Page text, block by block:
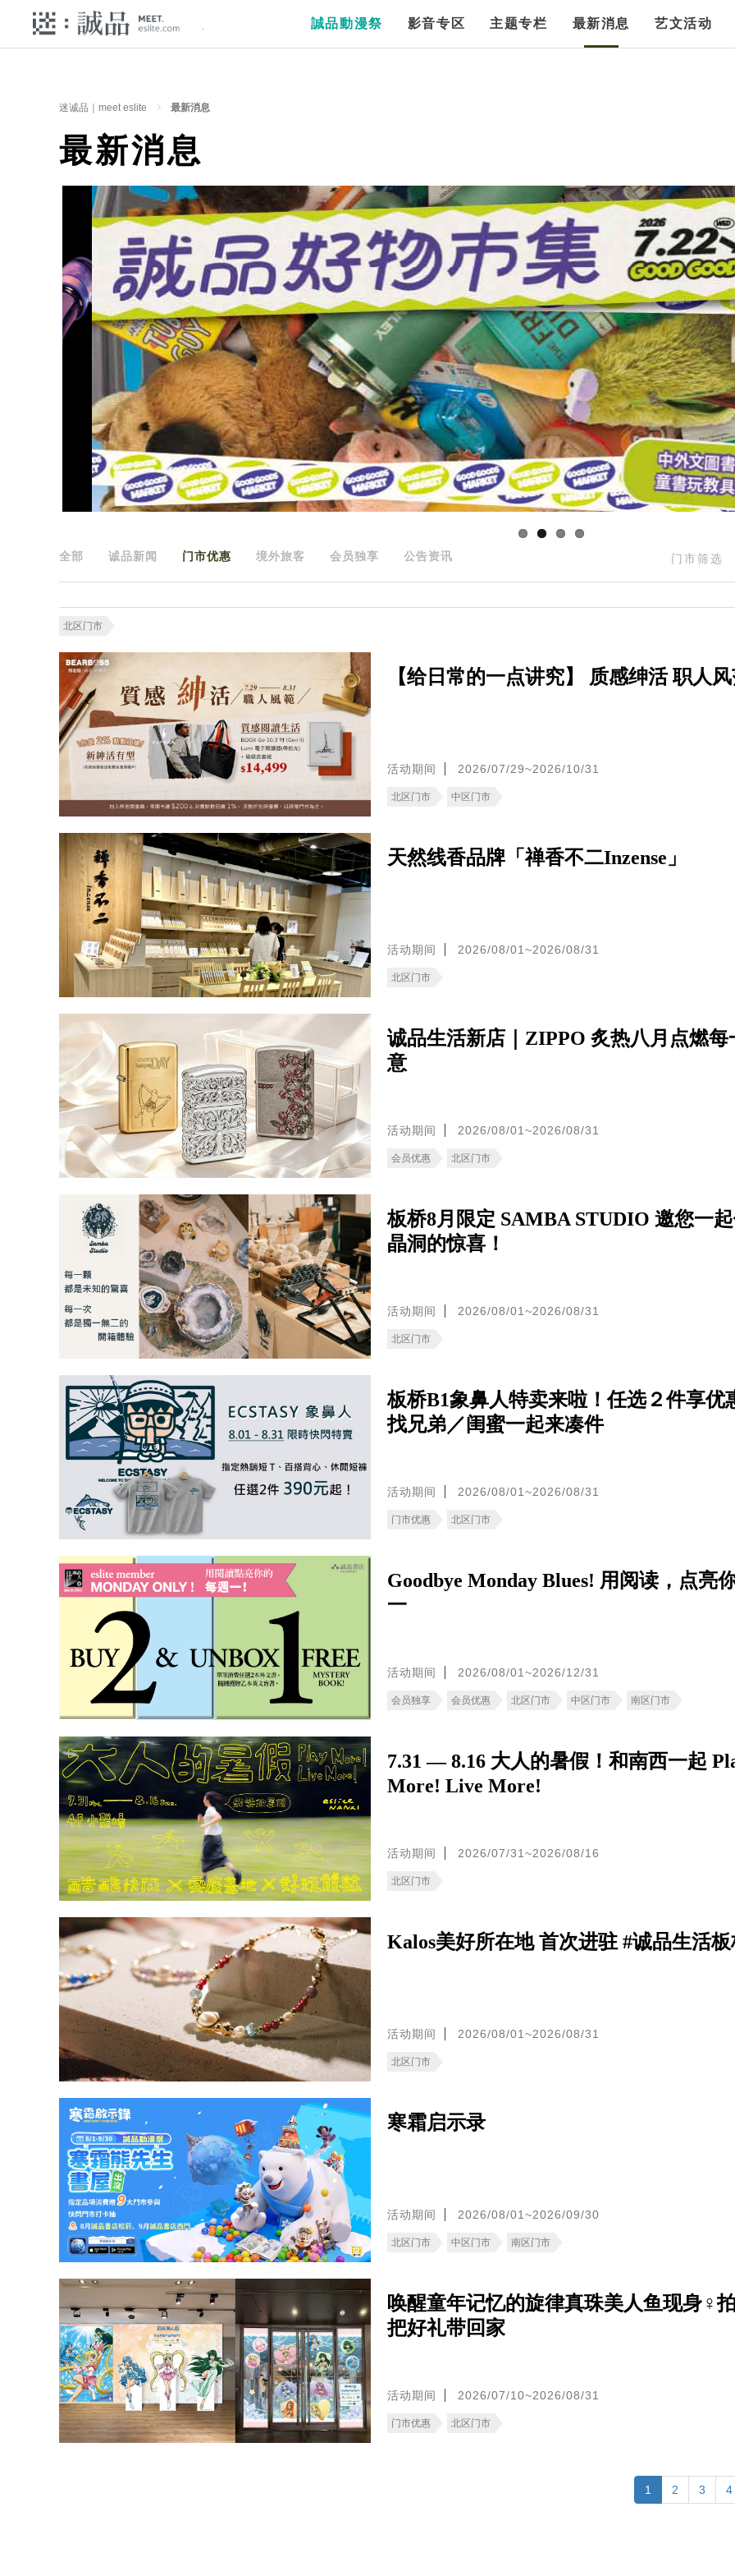
誠品動漫祭 影音专区 主题专栏 最新消息 艺文活动
迷诚品｜meet eslite 最新消息
最新消息
门市筛选
全部 诚品新闻 门市优惠 境外旅客 会员独享 公告资讯
北区门市
【给日常的一点讲究】 质感绅活 职人
活动期间 2026/07/29~2026/10/31
北区门市 中区门市
天然线香品牌「禅香不二Inzense」
活动期间 2026/08/01~2026/08/31
北区门市
诚品生活新店｜ZIPPO 炙热八月点燃每
意
活动期间 2026/08/01~2026/08/31
会员优惠 北区门市
板桥8月限定 SAMBA STUDIO 邀您一
晶洞的惊喜！
活动期间 2026/08/01~2026/08/31
北区门市
板桥B1象鼻人特卖来啦！任选２件享优
找兄弟／闺蜜一起来凑件
活动期间 2026/08/01~2026/08/31
门市优惠 北区门市
Goodbye Monday Blues! 用阅读，点亮
一
活动期间 2026/08/01~2026/12/31
会员独享 会员优惠 北区门市 中区门市 南区门市
7.31 — 8.16 大人的暑假！和南西一起
More! Live More!
活动期间 2026/07/31~2026/08/16
北区门市
Kalos美好所在地 首次进驻 #诚品生活板
活动期间 2026/08/01~2026/08/31
北区门市
寒霜启示录
活动期间 2026/08/01~2026/09/30
北区门市 中区门市 南区门市
唤醒童年记忆的旋律真珠美人鱼现身♀
把好礼带回家
活动期间 2026/07/10~2026/08/31
门市优惠 北区门市
1 2 3 4